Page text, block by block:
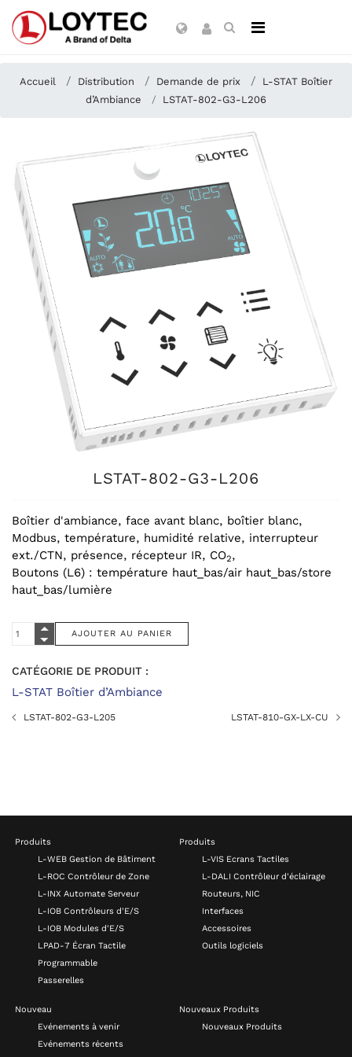
Accueil Distribution Demande de prix
L-STAT Boîtier
d’Ambiance
LSTAT-802-G3-L206
LSTAT-802-G3-L206
Boîtier d'ambiance, face avant blanc, boîtier blanc,
Modbus, température, humidité relative, interrupteur
ext./CTN, présence, récepteur IR, CO2,
Boutons (L6) : température haut_bas/air haut_bas/store
haut_bas/lumière
CATÉGORIE DE PRODUIT :
L-STAT Boîtier d’Ambiance
LSTAT-802-G3-L205 LSTAT-810-GX-LX-CU
Produits
L-WEB Gestion de Bâtiment
L-ROC Contrôleur de Zone
L-INX Automate Serveur
L-IOB Contrôleurs d'E/S
L-IOB Modules d'E/S
LPAD-7 Écran Tactile
Programmable
Passerelles
Produits
L-VIS Ecrans Tactiles
L-DALI Contrôleur d'éclairage
Routeurs, NIC
Interfaces
Accessoires
Outils logiciels
Nouveau
Evénements à venir
Evénements récents
Nouveaux Produits
Nouveaux Produits